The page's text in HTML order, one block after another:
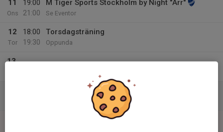
11
Ons
19:00
21:00
M Tiger Sports Stockholm by Night "Arr"
Se Eventor
12
Tor
18:00
19:30
Torsdagsträning
Oppunda
13
Vinterserien på Enskede IP